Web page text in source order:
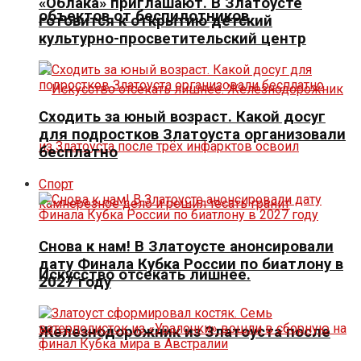
объектов от беспилотников
Искусство отсекать лишнее.
Железнодорожник из Златоуста после
готовится к открытию детский
культурно-просветительский центр
Сходить за юный возраст. Какой досуг
для подростков Златоуста организовали
бесплатно
Спорт
Снова к нам! В Златоусте анонсировали
дату Финала Кубка России по биатлону в
2027 году